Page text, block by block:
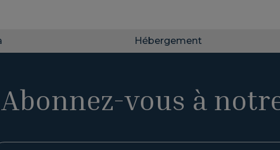
Hébergement
Abonnez-vous à